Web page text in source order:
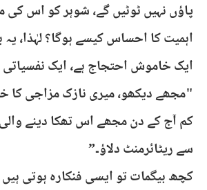
پاؤں نہیں ٹوٹیں گے، شوہر کو اس
اہمیت کا احساس کیسے ہوگا؟ لہٰذا،
ایک خاموش احتجاج ہے، ایک نفسیاتی
"مجھے دیکھو، میری نازک مزاجی کا
کم آج کے دن مجھے اس تھکا دینے
سے ریٹائرمنٹ دلاؤ۔”
کچھ بیگمات تو ایسی فنکارہ ہوتی